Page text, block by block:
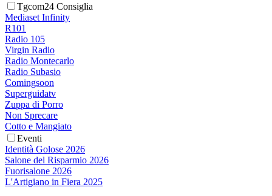
Tgcom24 Consiglia
Mediaset Infinity
R101
Radio 105
Virgin Radio
Radio Montecarlo
Radio Subasio
Comingsoon
Superguidatv
Zuppa di Porro
Non Sprecare
Cotto e Mangiato
Eventi
Identità Golose 2026
Salone del Risparmio 2026
Fuorisalone 2026
L'Artigiano in Fiera 2025